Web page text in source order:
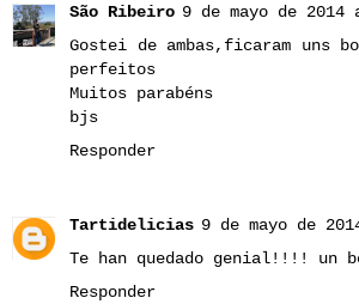
São Ribeiro 9 de mayo de
Gostei de ambas,ficaram uns
perfeitos
Muitos parabéns
bjs
Responder
Tartidelicias 9 de mayo de
Te han quedado genial!!!! un
Responder